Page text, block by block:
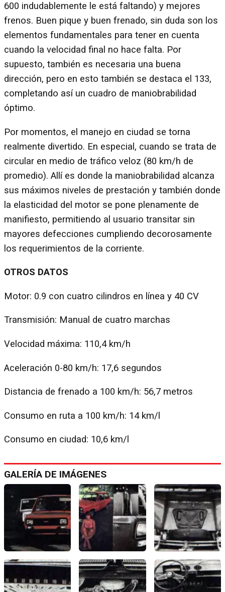
600 indudablemente le está faltando) y mejores
frenos. Buen pique y buen frenado, sin duda son los
elementos fundamentales para tener en cuenta
cuando la velocidad final no hace falta. Por
supuesto, también es necesaria una buena
dirección, pero en esto también se destaca el 133,
completando así un cuadro de maniobrabilidad
óptimo.
Por momentos, el manejo en ciudad se torna
realmente divertido. En especial, cuando se trata de
circular en medio de tráfico veloz (80 km/h de
promedio). Allí es donde la maniobrabilidad alcanza
sus máximos niveles de prestación y también donde
la elasticidad del motor se pone plenamente de
manifiesto, permitiendo al usuario transitar sin
mayores defecciones cumpliendo decorosamente
los requerimientos de la corriente.
OTROS DATOS
Motor: 0.9 con cuatro cilindros en línea y 40 CV
Transmisión: Manual de cuatro marchas
Velocidad máxima: 110,4 km/h
Aceleración 0-80 km/h: 17,6 segundos
Distancia de frenado a 100 km/h: 56,7 metros
Consumo en ruta a 100 km/h: 14 km/l
Consumo en ciudad: 10,6 km/l
GALERÍA DE IMÁGENES